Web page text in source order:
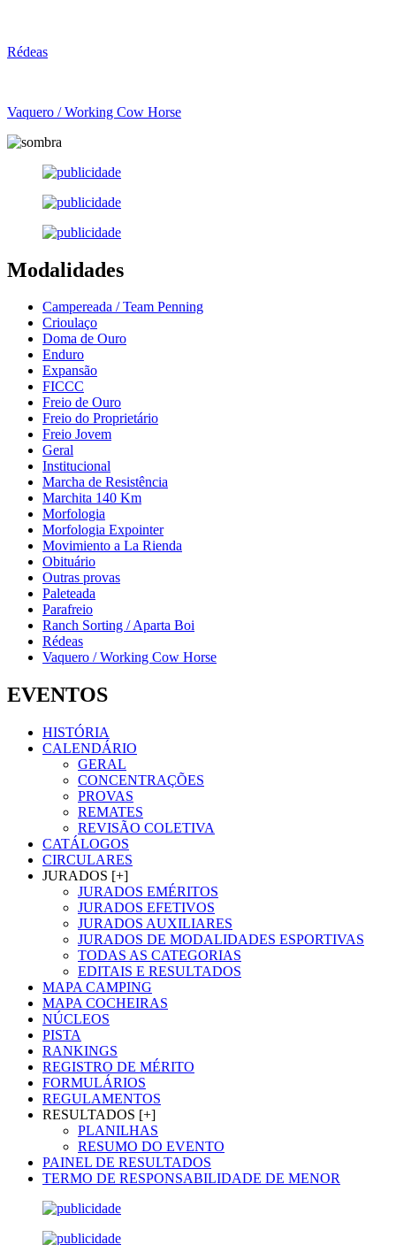
Rédeas
Vaquero / Working Cow Horse
Modalidades
Campereada / Team Penning
Crioulaço
Doma de Ouro
Enduro
Expansão
FICCC
Freio de Ouro
Freio do Proprietário
Freio Jovem
Geral
Institucional
Marcha de Resistência
Marchita 140 Km
Morfologia
Morfologia Expointer
Movimiento a La Rienda
Obituário
Outras provas
Paleteada
Parafreio
Ranch Sorting / Aparta Boi
Rédeas
Vaquero / Working Cow Horse
EVENTOS
HISTÓRIA
CALENDÁRIO
GERAL
CONCENTRAÇÕES
PROVAS
REMATES
REVISÃO COLETIVA
CATÁLOGOS
CIRCULARES
JURADOS [+]
JURADOS EMÉRITOS
JURADOS EFETIVOS
JURADOS AUXILIARES
JURADOS DE MODALIDADES ESPORTIVAS
TODAS AS CATEGORIAS
EDITAIS E RESULTADOS
MAPA CAMPING
MAPA COCHEIRAS
NÚCLEOS
PISTA
RANKINGS
REGISTRO DE MÉRITO
FORMULÁRIOS
REGULAMENTOS
RESULTADOS [+]
PLANILHAS
RESUMO DO EVENTO
PAINEL DE RESULTADOS
TERMO DE RESPONSABILIDADE DE MENOR